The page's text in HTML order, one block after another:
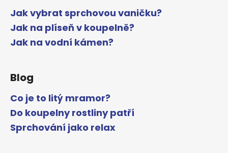
Jak vybrat sprchovou vaničku?
Jak na plíseň v koupelně?
Jak na vodní kámen?
Blog
Co je to litý mramor?
Do koupelny rostliny patří
Sprchování jako relax